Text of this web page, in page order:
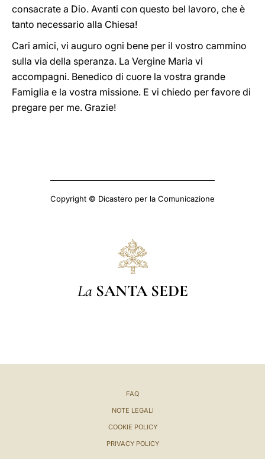
consacrate a Dio. Avanti con questo bel lavoro, che è
tanto necessario alla Chiesa!
Cari amici, vi auguro ogni bene per il vostro cammino
sulla via della speranza. La Vergine Maria vi
accompagni. Benedico di cuore la vostra grande
Famiglia e la vostra missione. E vi chiedo per favore di
pregare per me. Grazie!
Copyright © Dicastero per la Comunicazione
La SANTA SEDE
FAQ
NOTE LEGALI
COOKIE POLICY
PRIVACY POLICY